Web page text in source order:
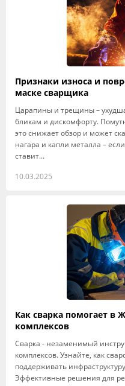
Признаки износа и
маске сварщика
Царапины и трещины –
бликам и дискомфорту.
это снижает обзор и может
нагара и капли металла –
ставит...
10.03.2025
Как сварка помогает
комплексов
Сварка - незаменимый
комплексов. Узнайте, как
поддерживать
Эффективные решения для